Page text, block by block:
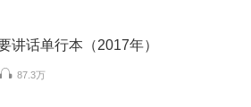
讲话单行本（2017年）
87.3万